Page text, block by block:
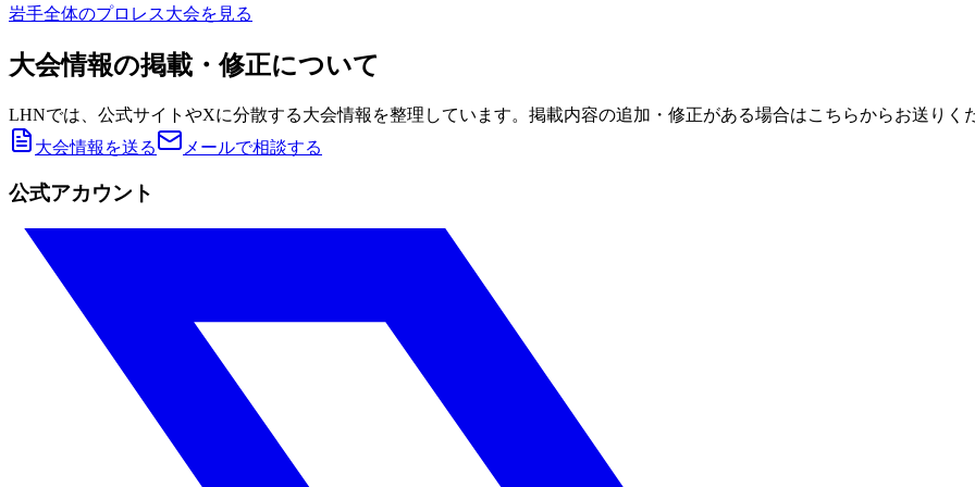
岩手全体のプロレス大会を見る
大会情報の掲載・修正について
LHNでは、公式サイトやXに分散する大会情報を整理しています。掲載内容の追加・修正がある場合はこちらからお送りく
大会情報を送る
メールで相談する
公式アカウント